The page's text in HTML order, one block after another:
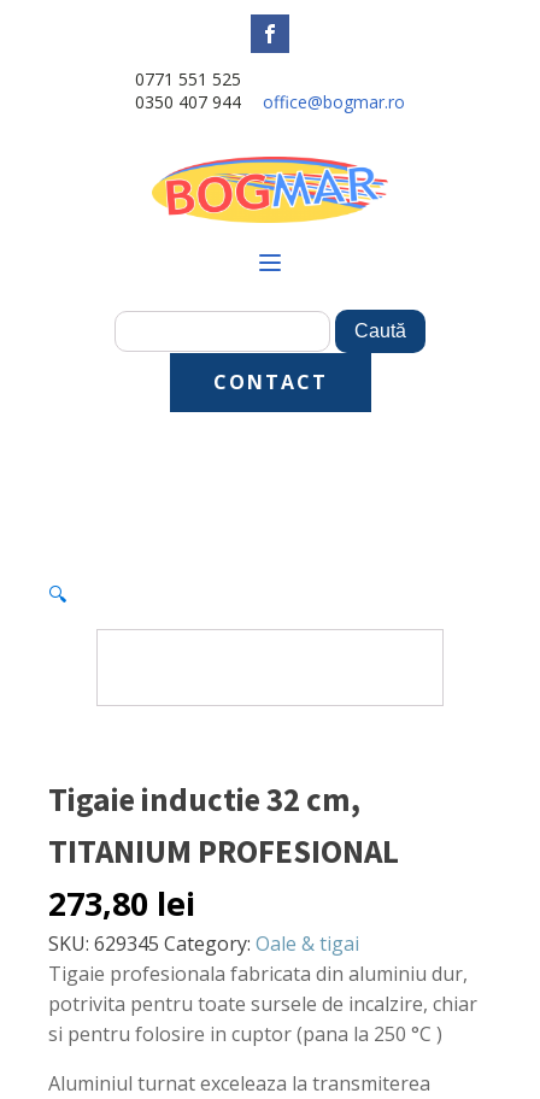
0771 551 525
0350 407 944
office@bogmar.ro
CONTACT
🔍
Tigaie inductie 32 cm,
TITANIUM PROFESIONAL
273,80 lei
SKU: 629345 Category: Oale & tigai
Tigaie profesionala fabricata din aluminiu dur,
potrivita pentru toate sursele de incalzire, chiar
si pentru folosire in cuptor (pana la 250 °C )
Aluminiul turnat exceleaza la transmiterea